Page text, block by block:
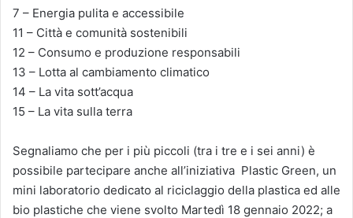
7 – Energia pulita e accessibile
11 – Città e comunità sostenibili
12 – Consumo e produzione responsabili
13 – Lotta al cambiamento climatico
14 – La vita sott’acqua
15 – La vita sulla terra
Segnaliamo che per i più piccoli (tra i tre e i sei anni) è
possibile partecipare anche all’iniziativa Plastic Green, un
mini laboratorio dedicato al riciclaggio della plastica ed alle
bio plastiche che viene svolto Martedì 18 gennaio 2022; a